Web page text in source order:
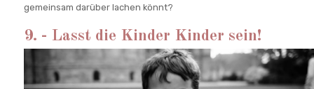
gemeinsam darüber lachen könnt?
9. - Lasst die Kinder Kinder sein!